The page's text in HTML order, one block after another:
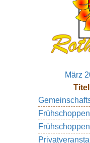
März
Frühschoppen